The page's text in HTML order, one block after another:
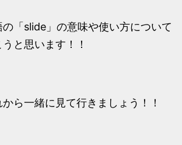
「slide」の意味や使い方について
と思います！！
ら一緒に見て行きましょう！！